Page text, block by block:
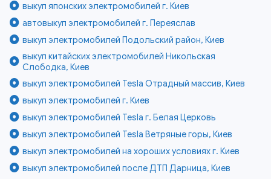
выкуп японских электромобилей г. Киев
автовыкуп электромобилей г. Переяслав
выкуп электромобилей Подольский район, Киев
выкуп китайских электромобилей Никольская
Слободка, Киев
выкуп электромобилей Tesla Отрадный массив, Киев
выкуп электромобилей г. Киев
выкуп электромобилей Tesla г. Белая Церковь
выкуп электромобилей Tesla Ветряные горы, Киев
выкуп электромобилей на хороших условиях г. Киев
выкуп электромобилей после ДТП Дарница, Киев